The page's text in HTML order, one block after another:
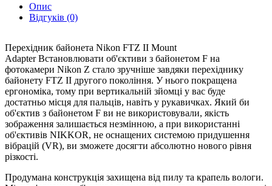
Опис
Відгуків (0)
Перехідник байонета Nikon FTZ II Mount
Adapter Встановлювати об'єктиви з байонетом F на
фотокамери Nikon Z стало зручніше завдяки перехіднику
байонету FTZ II другого покоління. У нього покращена
ергономіка, тому при вертикальній зйомці у вас буде
достатньо місця для пальців, навіть у рукавичках. Який би
об'єктив з байонетом F ви не використовували, якість
зображення залишається незмінною, а при використанні
об'єктивів NIKKOR, не оснащених системою придушення
вібрацій (VR), ви зможете досягти абсолютно нового рівня
різкості.
Продумана конструкція захищена від пилу та крапель вологи.